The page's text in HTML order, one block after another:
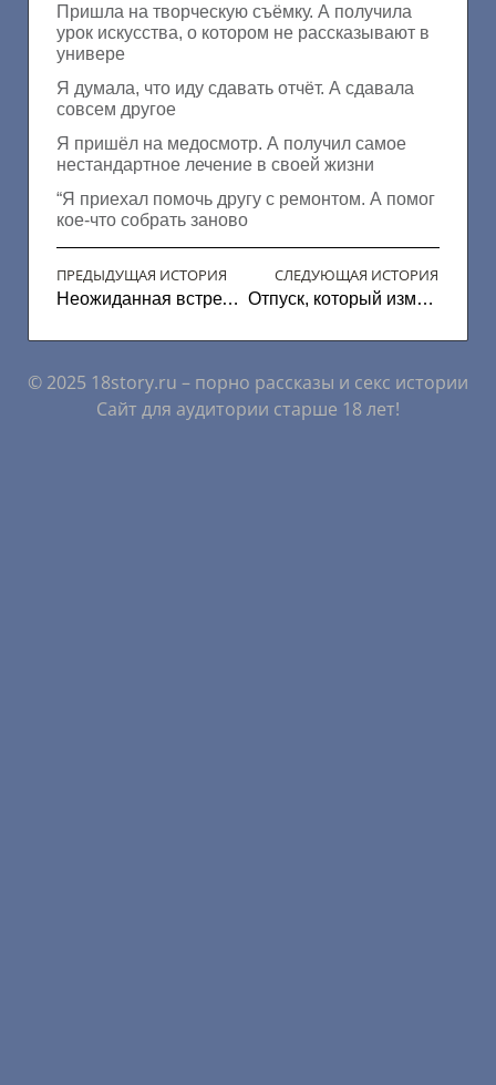
Пришла на творческую съёмку. А получила
урок искусства, о котором не рассказывают в
универе
Я думала, что иду сдавать отчёт. А сдавала
совсем другое
Я пришёл на медосмотр. А получил самое
нестандартное лечение в своей жизни
“Я приехал помочь другу с ремонтом. А помог
кое-что собрать заново
ПРЕДЫДУЩАЯ ИСТОРИЯ
Неожиданная встреча в купе на восемь часов пути
СЛЕДУЮЩАЯ ИСТОРИЯ
Отпуск, который изменил всё. Мы приехали отдыхать, а нашли себя
© 2025 18story.ru – порно рассказы и секс истории
Сайт для аудитории старше 18 лет!